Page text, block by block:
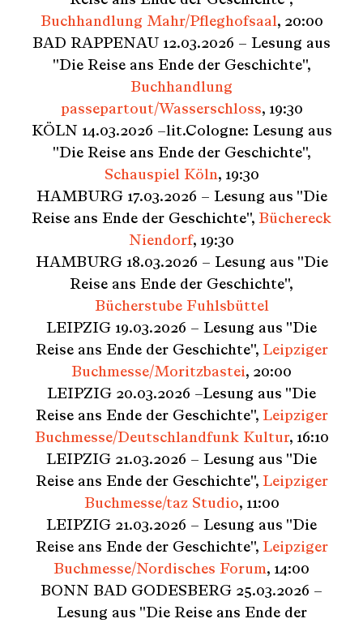
Buchhandlung Mahr/Pfleghofsaal, 20:00
BAD RAPPENAU 12.03.2026 – Lesung aus
"Die Reise ans Ende der Geschichte",
Buchhandlung
passepartout/Wasserschloss, 19:30
KÖLN 14.03.2026 –lit.Cologne: Lesung aus
"Die Reise ans Ende der Geschichte",
Schauspiel Köln, 19:30
HAMBURG 17.03.2026 – Lesung aus "Die
Reise ans Ende der Geschichte", Büchereck
Niendorf, 19:30
HAMBURG 18.03.2026 – Lesung aus "Die
Reise ans Ende der Geschichte",
Bücherstube Fuhlsbüttel
LEIPZIG 19.03.2026 – Lesung aus "Die
Reise ans Ende der Geschichte", Leipziger
Buchmesse/Moritzbastei, 20:00
LEIPZIG 20.03.2026 –Lesung aus "Die
Reise ans Ende der Geschichte", Leipziger
Buchmesse/Deutschlandfunk Kultur, 16:10
LEIPZIG 21.03.2026 – Lesung aus "Die
Reise ans Ende der Geschichte", Leipziger
Buchmesse/taz Studio, 11:00
LEIPZIG 21.03.2026 – Lesung aus "Die
Reise ans Ende der Geschichte", Leipziger
Buchmesse/Nordisches Forum, 14:00
BONN BAD GODESBERG 25.03.2026 –
Lesung aus "Die Reise ans Ende der